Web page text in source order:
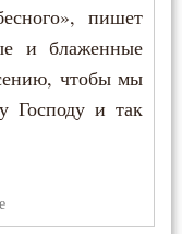
пишет
и блаженные
чтобы мы
Господу и так